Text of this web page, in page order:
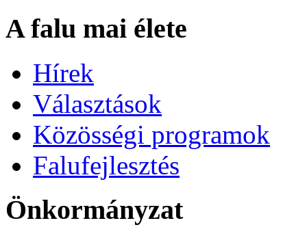
A falu mai élete
Hírek
Választások
Közösségi programok
Falufejlesztés
Önkormányzat